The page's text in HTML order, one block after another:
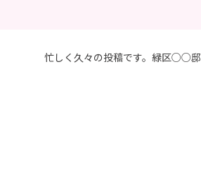
忙しく久々の投稿です。緑区○○邸